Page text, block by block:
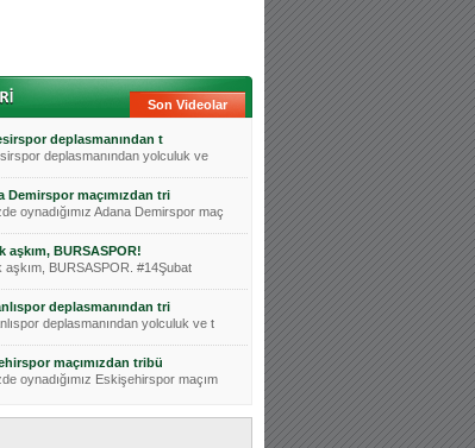
Son Videolar
deplasmanından t
deplasmanından yolculuk ve
Demirspor maçımızdan tri
oynadığımız Adana Demirspor maç
aşkım, BURSASPOR!
aşkım, BURSASPOR. #14Şubat
deplasmanından tri
deplasmanından yolculuk ve t
maçımızdan tribü
oynadığımız Eskişehirspor maçım